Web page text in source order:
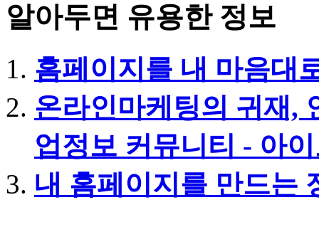
알아두면 유용한 정보
홈페이지를 내 마음대
온라인마케팅의 귀재,
업정보 커뮤니티 - 아
내 홈페이지를 만드는